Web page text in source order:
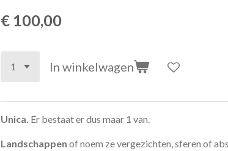
€ 100,00
In winkelwagen
Unica. Er bestaat er dus maar 1 van.
Landschappen of noem ze vergezichten, sferen of